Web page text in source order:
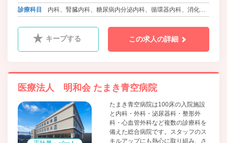
バス 徳島バス 鴨島線・神山線 早淵 徒歩3分
診療科目
内科、腎臓内科、糖尿病内分泌内科、循環器内科、消化器
外科、整形外科、泌尿器科、耳鼻咽喉科、脳神経外科、心
キープする この求人の詳細
医療法人 明和会 たまき青空病院
たまき青空病院は100床の入院施設
と内科・外科・泌尿器科・整形外
科・心血管外科など複数の診療科を
備えた総合病院です。スタッフのス
キルアップにも熱心に取り組み、さ